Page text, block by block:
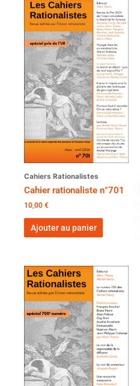
Cahiers Rationalistes
Cahier rationaliste n°701
10,00 €
Ajouter au panier